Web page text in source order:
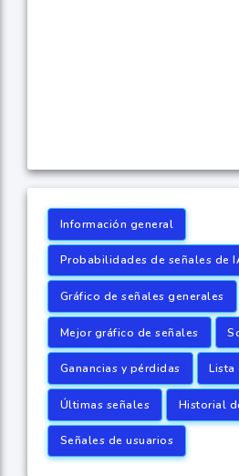
Información general
Probabilidades de señales de
Gráfico de señales generales
Mejor gráfico de señales
Ganancias y pérdidas Lista
Últimas señales Historial
Señales de usuarios